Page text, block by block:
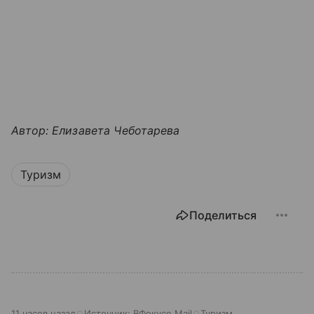
Автор: Елизавета Чеботарева
Туризм
Поделиться